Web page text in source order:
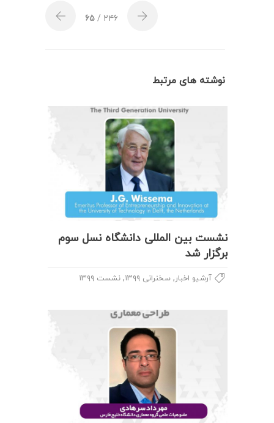
۶۵ / ۲۴۶
نوشته های مرتبط
نشست بین المللی دانشگاه نسل سوم
برگزار شد
آرشیو اخبار, سخنرانی ۱۳۹۹ , نشست ۱۳۹۹